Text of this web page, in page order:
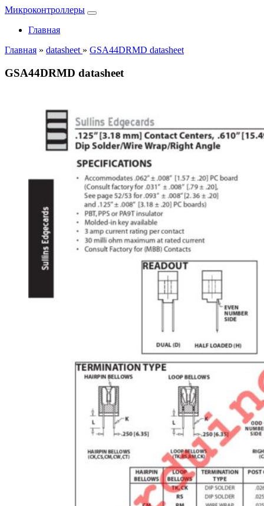
Микроконтроллеры
Главная
Главная » datasheet » GSA44DRMD datasheet
GSA44DRMD datasheet